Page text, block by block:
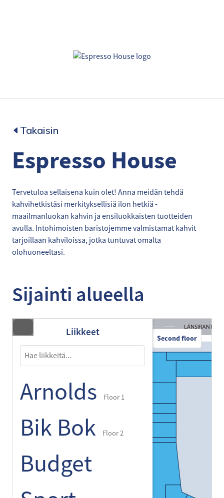
Takaisin
Espresso House
Tervetuloa sellaisena kuin olet! Anna meidän tehdä
kahvihetkistäsi merkityksellisiä ilon hetkiä -
maailmanluokan kahvin ja ensiluokkaisten tuotteiden
avulla. Intohimoisten baristojemme valmistamat kahvit
tarjoillaan kahviloissa, jotka tuntuvat omalta
olohuoneeltasi.
Sijainti alueella
Liikkeet
Arnolds Floor 1
Bik Bok Floor 2
Budget
Second floor